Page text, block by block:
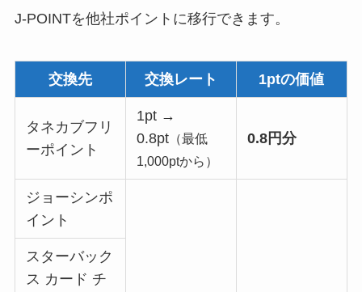
J-POINTを他社ポイントに移行できます。
交換先 交換レート 1ptの価値
タネカブフリ
ーポイント
1pt →
0.8pt （最低
1,000ptから）
0.8円分
ジョーシンポ
イント
スターバック
ス カード チ